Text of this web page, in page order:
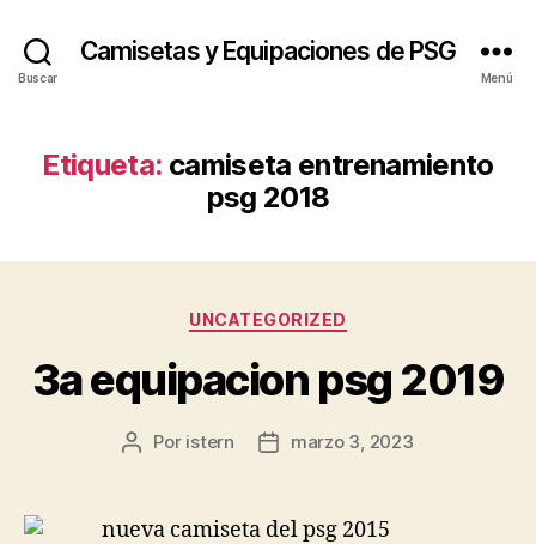
Buscar
Camisetas y Equipaciones de PSG
Menú
Etiqueta: camiseta entrenamiento
psg 2018
Categorías
UNCATEGORIZED
3a equipacion psg 2019
Autor
entrada
Por istern
Fecha
entrada
marzo 3, 2023